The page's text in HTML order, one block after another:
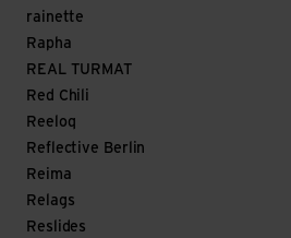
rainette
Rapha
REAL TURMAT
Red Chili
Reeloq
Reflective Berlin
Reima
Relags
Reslides